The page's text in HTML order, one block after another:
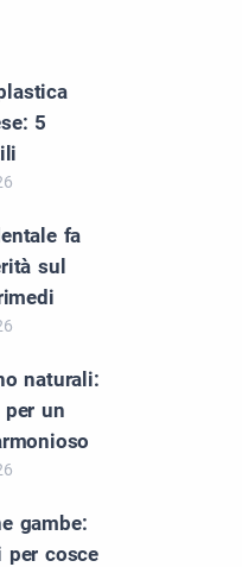
5
fa
sul
naturali:
un
gambe:
per cosce